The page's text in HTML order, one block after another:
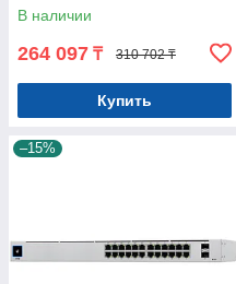
В наличии
264 097 ₸ 310 702 ₸
Купить
–15%